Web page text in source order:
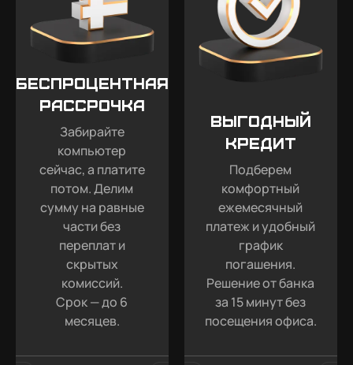
Беспроцентная
рассрочка
Забирайте
компьютер
сейчас, а платите
потом. Делим
сумму на равные
части без
переплат и
скрытых
комиссий.
Срок — до 6
месяцев.
Выгодный
кредит
Подберем
комфортный
ежемесячный
платеж и удобный
график
погашения.
Решение от банка
за 15 минут без
посещения офиса.